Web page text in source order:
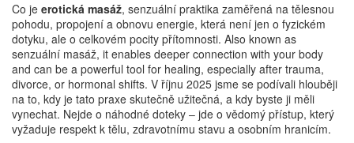
Co je erotická masáž, senzuální praktika zaměřená na tělesnou
pohodu, propojení a obnovu energie, která není jen o fyzickém
dotyku, ale o celkovém pocity přítomnosti. Also known as
senzuální masáž, it enables deeper connection with your body
and can be a powerful tool for healing, especially after trauma,
divorce, or hormonal shifts. V říjnu 2025 jsme se podívali hlouběji
na to, kdy je tato praxe skutečně užitečná, a kdy byste ji měli
vynechat. Nejde o náhodné doteky – jde o vědomý přístup, který
vyžaduje respekt k tělu, zdravotnímu stavu a osobním hranicím.